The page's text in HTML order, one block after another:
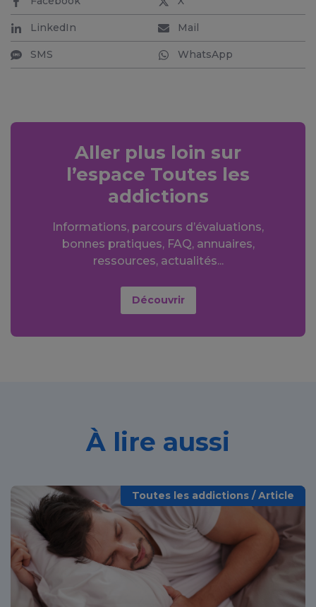
LinkedIn Mail
SMS WhatsApp
Aller plus loin sur
l’espace Toutes les
addictions
Informations, parcours d’évaluations,
bonnes pratiques, FAQ, annuaires,
ressources, actualités...
Découvrir
À lire aussi
Toutes les addictions / Article